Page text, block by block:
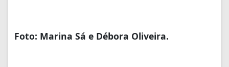
Foto: Marina Sá e Débora Oliveira.